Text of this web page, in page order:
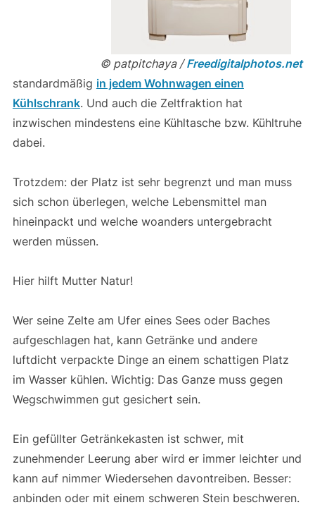
© patpitchaya /Freedigitalphotos.net
standardmäßig in jedem Wohnwagen einen
Kühlschrank. Und auch die Zeltfraktion hat
inzwischen mindestens eine Kühltasche bzw. Kühltruhe
dabei.
Trotzdem: der Platz ist sehr begrenzt und man muss
sich schon überlegen, welche Lebensmittel man
hineinpackt und welche woanders untergebracht
werden müssen.
Hier hilft Mutter Natur!
Wer seine Zelte am Ufer eines Sees oder Baches
aufgeschlagen hat, kann Getränke und andere
luftdicht verpackte Dinge an einem schattigen Platz
im Wasser kühlen. Wichtig: Das Ganze muss gegen
Wegschwimmen gut gesichert sein.
Ein gefüllter Getränkekasten ist schwer, mit
zunehmender Leerung aber wird er immer leichter und
kann auf nimmer Wiedersehen davontreiben. Besser:
anbinden oder mit einem schweren Stein beschweren.